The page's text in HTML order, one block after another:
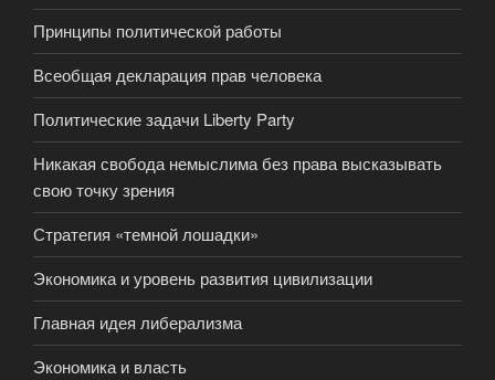
Принципы политической работы
Всеобщая декларация прав человека
Политические задачи Liberty Party
Никакая свобода немыслима без права высказывать
свою точку зрения
Стратегия «темной лошадки»
Экономика и уровень развития цивилизации
Главная идея либерализма
Экономика и власть